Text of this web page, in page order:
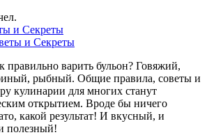
и Секреты
правильно варить бульон? Говяжий,
рыбный. Общие правила, советы и
кулинарии для многих станут
открытием. Вроде бы ничего
какой результат! И вкусный, и
полезный!